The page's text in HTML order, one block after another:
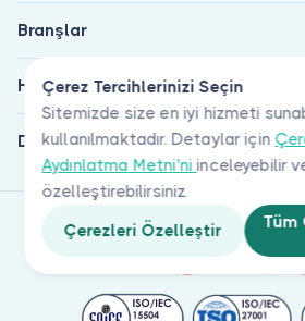
Çerez Tercihlerinizi Seçin
Sitemizde size en iyi hizmeti
kullanılmaktadır. Detaylar için
Aydınlatma Metni'ni inceleyebilir
özelleştirebilirsiniz.
Çerezleri Özelleştir
Tüm
Branşlar
Hastalar için
Doktorlar için